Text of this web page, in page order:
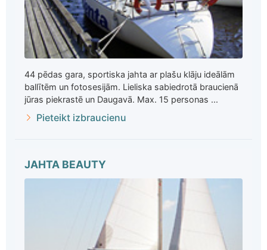
44 pēdas gara, sportiska jahta ar plašu klāju ideālām
ballītēm un fotosesijām. Lieliska sabiedrotā braucienā
jūras piekrastē un Daugavā. Max. 15 personas ...
Pieteikt izbraucienu
JAHTA BEAUTY